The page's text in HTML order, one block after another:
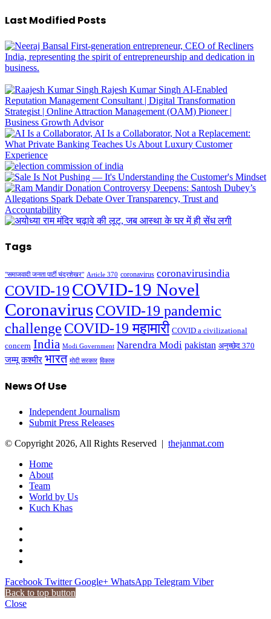
Last Modified Posts
Tags
"समाजवादी जनता पार्टी चंद्रशेखर" Article 370 coronavirus coronavirusindia
COVID-19 COVID-19 Novel
CoronavirusCOVID-19 pandemic
challenge COVID-19 महामारी COVID a civilizational
concern India Modi Government Narendra Modi pakistan अनुच्छेद 370
जम्मू कश्मीर भारत मोदी सरकार विकास
News Of Use
Independent Journalism
Submit Press Releases
© Copyright 2026, All Rights Reserved | thejanmat.com
Home
About
Team
World by Us
Kuch Khas
Facebook Twitter Google+ WhatsApp Telegram Viber
Back to top button
Close